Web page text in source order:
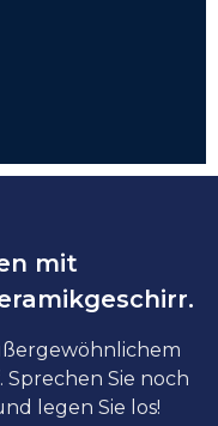
mit
Sprechen Sie noch
legen Sie los!